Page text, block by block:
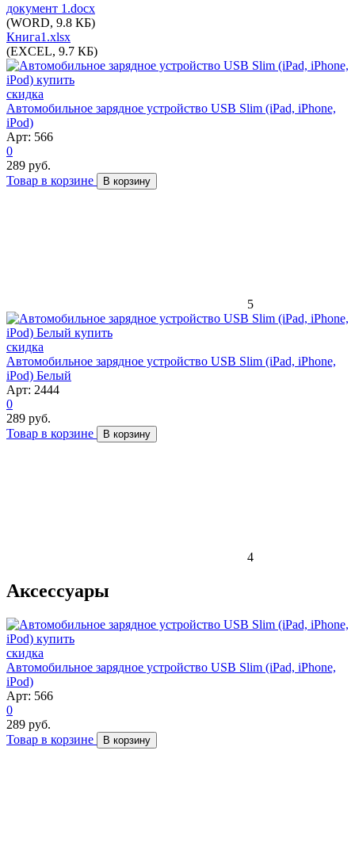
документ 1.docx
(WORD, 9.8 КБ)
Книга1.xlsx
(EXCEL, 9.7 КБ)
скидка
Автомобильное зарядное устройство USB Slim (iPad, iPhone,
iPod)
Арт: 566
0
289 руб.
Товар в корзине
В корзину
5
скидка
Автомобильное зарядное устройство USB Slim (iPad, iPhone,
iPod) Белый
Арт: 2444
0
289 руб.
Товар в корзине
В корзину
4
Аксессуары
скидка
Автомобильное зарядное устройство USB Slim (iPad, iPhone,
iPod)
Арт: 566
0
289 руб.
Товар в корзине
В корзину